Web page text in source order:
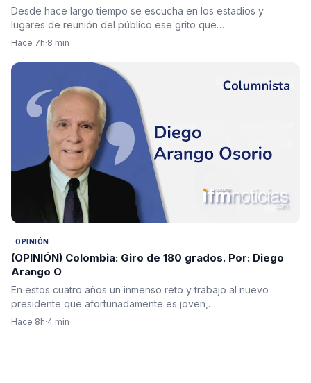
Desde hace largo tiempo se escucha en los estadios y
lugares de reunión del público ese grito que…
Hace 7h·8 min
OPINIÓN
(OPINIÓN) Colombia: Giro de 180 grados. Por: Diego
Arango O
En estos cuatro años un inmenso reto y trabajo al nuevo
presidente que afortunadamente es joven,…
Hace 8h·4 min